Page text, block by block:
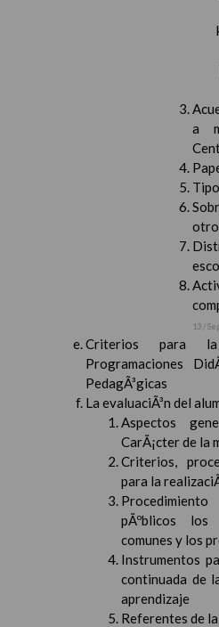
a
13 /
Criterios para
Programaciones
PedagÃ³gicas
La evaluaciÃ³n del
Aspectos
CarÃ¡cter de la
Criterios,
para la
pÃºblicos los
comunes y los
Instrumentos
continuada de
aprendizaje
Referentes de